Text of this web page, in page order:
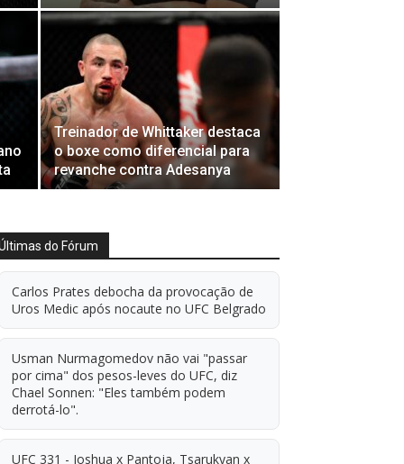
Treinador de Whittaker destaca
o boxe como diferencial para
revanche contra Adesanya
do Fórum
Carlos Prates debocha da provocação de
Uros Medic após nocaute no UFC Belgrado
Usman Nurmagomedov não vai "passar
por cima" dos pesos-leves do UFC, diz
Chael Sonnen: "Eles também podem
derrotá-lo".
UFC 331 - Joshua x Pantoja, Tsarukyan x